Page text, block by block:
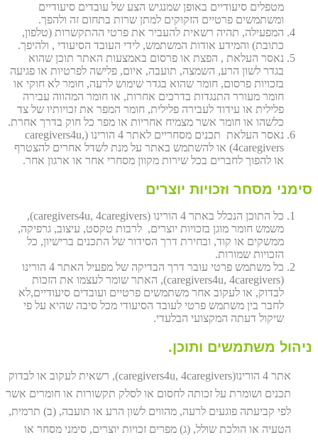
מטפלים סיעודיים באופן שמנגיש הצע של עובדים סיעודיים
ומשתמשים פרטיים הזקוקים למתן שרות בתחום זה ולהפך.
המפעילה, תהיה רשאית להעביר את פרטי ההתקשרות (טלפון,
כתובת) והמידע אודות המשתמש, לידי העובד הסיעודי , ולהיפך.
נאסר העלאת , הפצת או פרסום באמצעות האתר תוכן שהוא
בגדר לשון הרע, השמצה, תועבה, איום, פלישה לפרטיות או פגיעה
בזכויות פרסום, חומר שהוא בגדר שימוש לרעה, חומר לא חוקי או
חומר מעורר התנגדות בדרכים אחרות, או חומר המהווה עבירה
פלילית או עידוד לעבירה פלילית, חומר המפר את זכויותיו של צד
כלשהו או חומר אשר מצמיח אחריות או מפר כל חוק בדרך אחרת.
נאסר העלאת תכנים מסחריים לאתר 4 הורינו (caregivers4u,
4caregivers) או להשתמש באתר על מנת לשדל אחרים להצטרף
או להפוך לחברים בכל שירות מקוון מסחרי אחר או ארגון אחר.
סימני מסחר וזכויות יוצרים
כל התוכן הנכלל באתר 4 הורינו (caregivers4u, 4caregivers),
משמש חומר מוגן בזכויות יוצרים, לרבות טקסט, עיצוב, גרפיקה,
ממשקים או קוד, ובחירת דרך הסידור של התכנים ברישיון, כל
הזכויות שמורות.
כל משתמש פרטי עובר דרך הבדיקה של מפעיל האתר 4 הורינו
(caregivers4u, 4caregivers), האתר שומר לעצמו את הזכות
לבדוק, או לעקוב אחר משתמשים פרטיים ועובדים סיעודיים,לא
לחבר בין משתמש פרטי לעובד הסיעודי מכל סיבה שהיא על פי
שיקול דעתה המקצועי הבלעדי.
ניהול משתמשים ותוכן.
אתר 4 הורינו(caregivers4u, 4caregivers), רשאית לעקוב או לבדוק
תכנים ושומרת על זכותה לחסום או לסלק תקשורות או חומרים אשר
לפי קביעתה פוגעים לרעה, מהווים לשון הרע או תועבה, (ב) תרמית,
הטעיה או הולכת שולל, (ג) מפרים זכויות יוצרים, סימני מסחר או